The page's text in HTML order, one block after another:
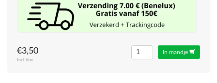
€3,50
Incl. btw
In mandje